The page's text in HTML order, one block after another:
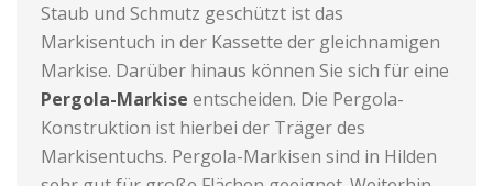
Staub und Schmutz geschützt ist das
Markisentuch in der Kassette der gleichnamigen
Markise. Darüber hinaus können Sie sich für eine
Pergola-Markise entscheiden. Die Pergola-
Konstruktion ist hierbei der Träger des
Markisentuchs. Pergola-Markisen sind in Hilden